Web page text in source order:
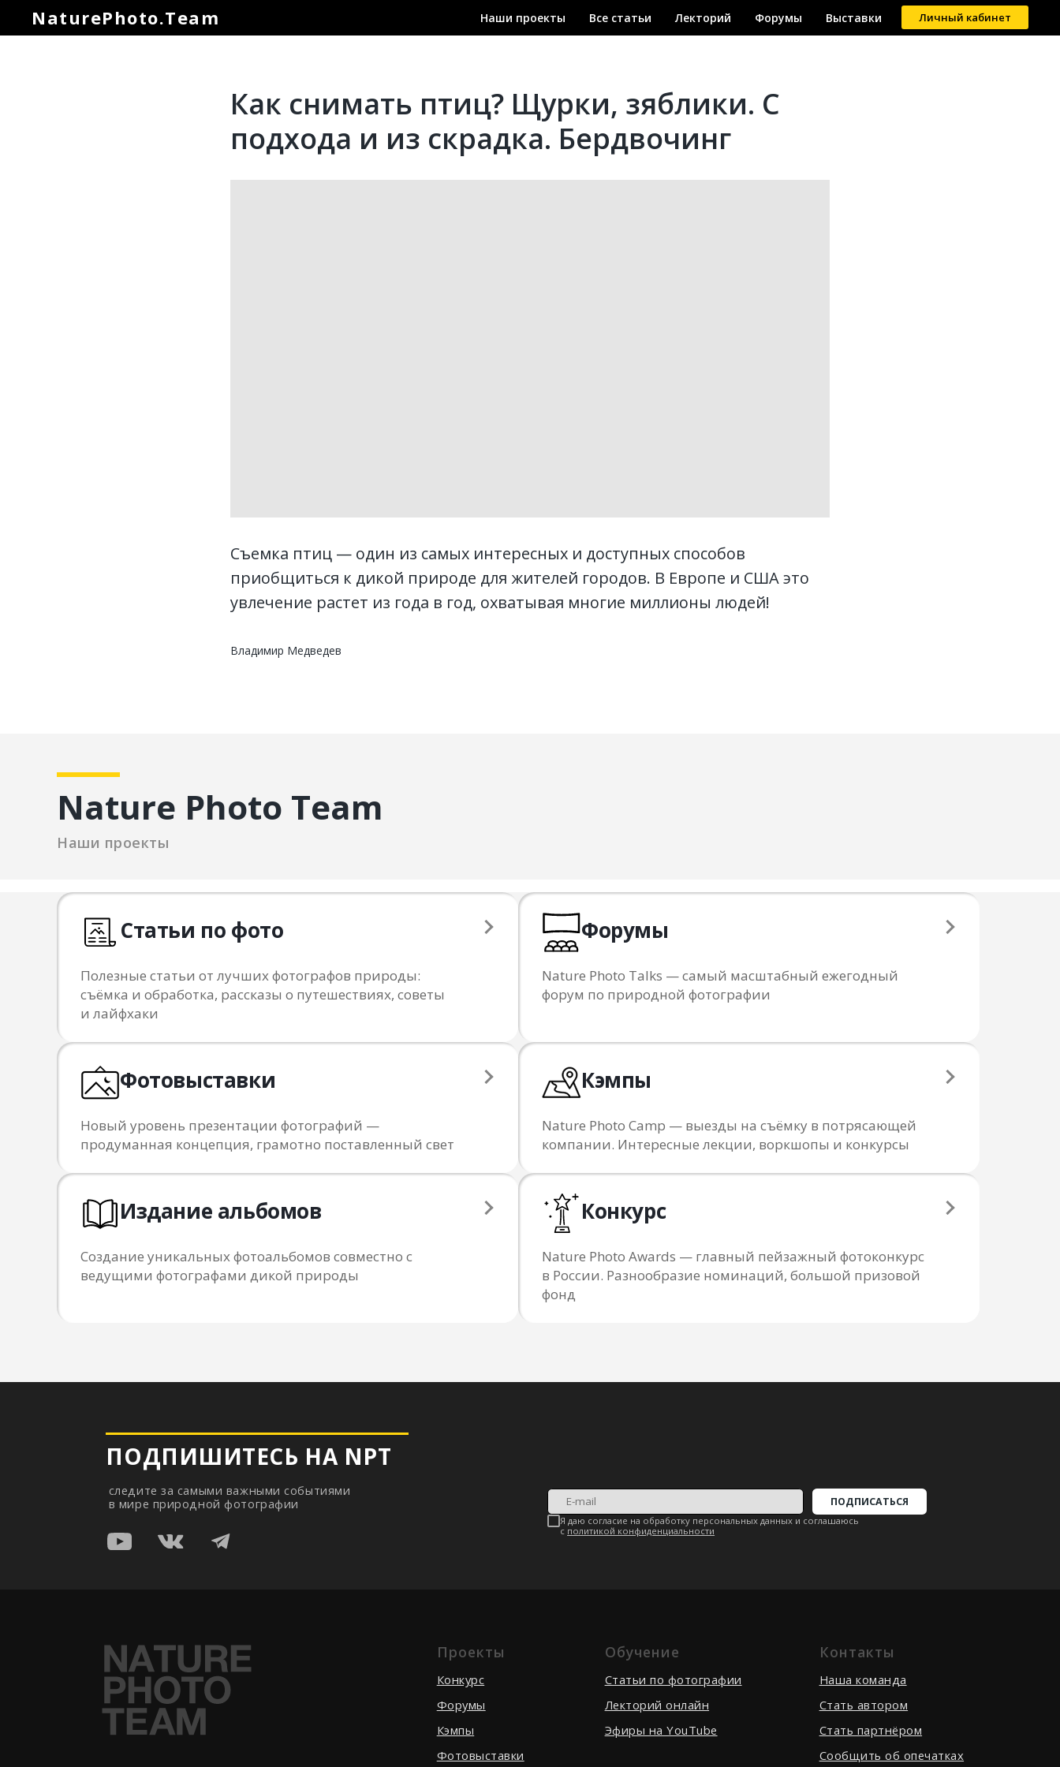
NaturePhoto.Team Наши проекты Все статьи Лекторий Форумы Выставки Личный кабинет
Как снимать птиц? Щурки, зяблики. С
подхода и из скрадка. Бердвочинг
Съемка птиц — один из самых интересных и доступных способов
приобщиться к дикой природе для жителей городов. В Европе и США это
увлечение растет из года в год, охватывая многие миллионы людей!
Владимир Медведев
Nature Photo Team
Наши проекты
Статьи по фото
Полезные статьи от лучших фотографов природы:
съёмка и обработка, рассказы о путешествиях, советы
и лайфхаки
Форумы
Nature Photo Talks — cамый масштабный ежегодный
форум по природной фотографии
Фотовыставки
Новый уровень презентации фотографий —
продуманная концепция, грамотно поставленный свет
Кэмпы
Nature Photo Camp — выезды на съёмку в потрясающей
компании. Интересные лекции, воркшопы и конкурсы
Издание альбомов
Создание уникальных фотоальбомов совместно с
ведущими фотографами дикой природы
Конкурс
Nature Photo Awards — главный пейзажный фотоконкурс
в России. Разнообразие номинаций, большой призовой
фонд
Проекты
Конкурс
Форумы
Кэмпы
Фотовыставки
Обучение
Cтатьи по фотографии
Лекторий онлайн
Эфиры на YouTube
Контакты
Наша команда
Стать автором
Стать партнёром
Сообщить об опечатках
©2026 Nature Photo Team вернуться наверх ↑